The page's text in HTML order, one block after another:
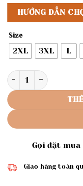
HƯỚNG DẪN
Size
2XL 3XL L
Rập giấy A0 mã
Gọi đặt mua
Giao hàng toàn